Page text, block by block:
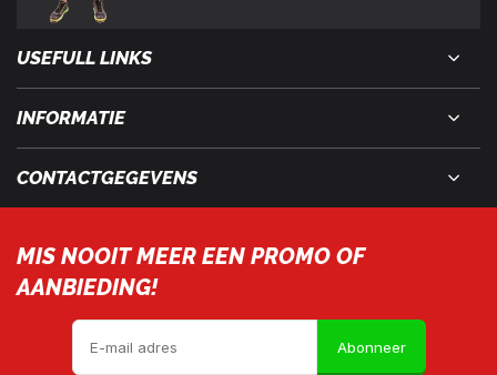
USEFULL LINKS
INFORMATIE
CONTACTGEGEVENS
MIS NOOIT MEER EEN PROMO OF
AANBIEDING!
Abonneer